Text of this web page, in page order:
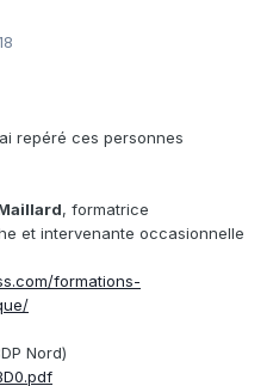
repéré ces personnes
, formatrice
et intervenante occasionnelle
formations-
Nord)